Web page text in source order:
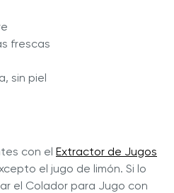
frescas
sin piel
con el Extractor de Jugos
el jugo de limón. Si lo
el Colador para Jugo con